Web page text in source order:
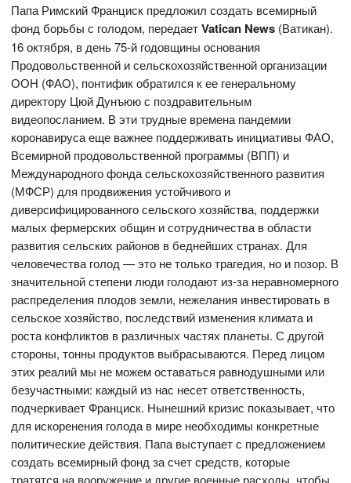
Папа Римский Франциск предложил создать всемирный
фонд борьбы с голодом, передаетVatican News (Ватикан).
16 октября, в день 75-й годовщины основания
Продовольственной и сельскохозяйственной организации
ООН (ФАО), понтифик обратился к ее генеральному
директору Цюй Дунъюю с поздравительным
видеопосланием. В эти трудные времена пандемии
коронавируса еще важнее поддерживать инициативы ФАО,
Всемирной продовольственной программы (ВПП) и
Международного фонда сельскохозяйственного развития
(МФСР) для продвижения устойчивого и
диверсифицированного сельского хозяйства, поддержки
малых фермерских общин и сотрудничества в области
развития сельских районов в беднейших странах. Для
человечества голод — это не только трагедия, но и позор. В
значительной степени люди голодают из-за неравномерного
распределения плодов земли, нежелания инвестировать в
сельское хозяйство, последствий изменения климата и
роста конфликтов в различных частях планеты. С другой
стороны, тонны продуктов выбрасываются. Перед лицом
этих реалий мы не можем оставаться равнодушными или
безучастными: каждый из нас несет ответственность,
подчеркивает Франциск. Нынешний кризис показывает, что
для искоренения голода в мире необходимы конкретные
политические действия. Папа выступает с предложением
создать всемирный фонд за счет средств, которые
тратятся на вооружение и другие военные расходы, чтобы